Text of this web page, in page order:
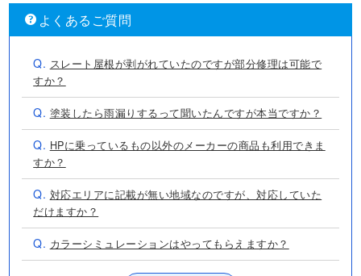
よくあるご質問
Q. スレート屋根が剥がれていたのですが部分修理は可能で
すか？
Q. 塗装したら雨漏りするって聞いたんですが本当ですか？
Q. HPに乗っているもの以外のメーカーの商品も利用できま
すか？
Q. 対応エリアに記載が無い地域なのですが、対応していた
だけますか？
Q. カラーシミュレーションはやってもらえますか？